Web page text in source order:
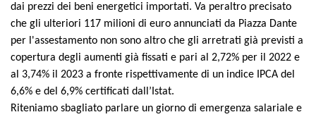
dai prezzi dei beni energetici importati. Va peraltro precisato
che gli ulteriori 117 milioni di euro annunciati da Piazza Dante
per l'assestamento non sono altro che gli arretrati già previsti a
copertura degli aumenti già fissati e pari al 2,72% per il 2022 e
al 3,74% il 2023 a fronte rispettivamente di un indice IPCA del
6,6% e del 6,9% certificati dall’Istat.
Riteniamo sbagliato parlare un giorno di emergenza salariale e